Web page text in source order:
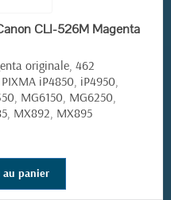
CLI-526M Magenta
originale, 462
iP4850, iP4950,
MG6150, MG6250,
MX892, MX895
panier